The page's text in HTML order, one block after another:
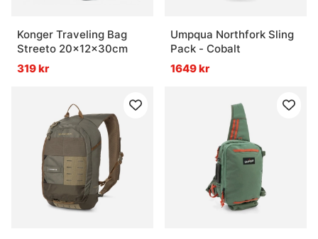
Konger Traveling Bag
Streeto 20x12x30cm
319 kr
Umpqua Northfork Sling
Pack - Cobalt
1649 kr